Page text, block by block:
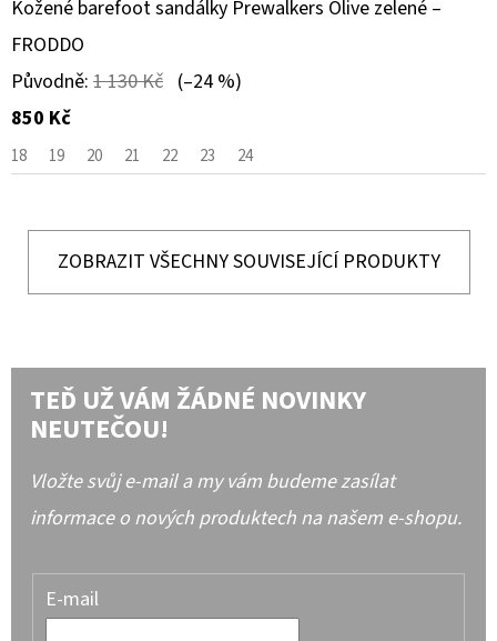
Kožené barefoot sandálky Prewalkers Olive zelené –
FRODDO
Původně: 1 130 Kč (–24 %)
850 Kč
18 19 20 21 22 23 24
ZOBRAZIT VŠECHNY SOUVISEJÍCÍ PRODUKTY
TEĎ UŽ VÁM ŽÁDNÉ NOVINKY
NEUTEČOU!
Vložte svůj e-mail a my vám budeme zasílat
informace o nových produktech na našem e-shopu.
E-mail